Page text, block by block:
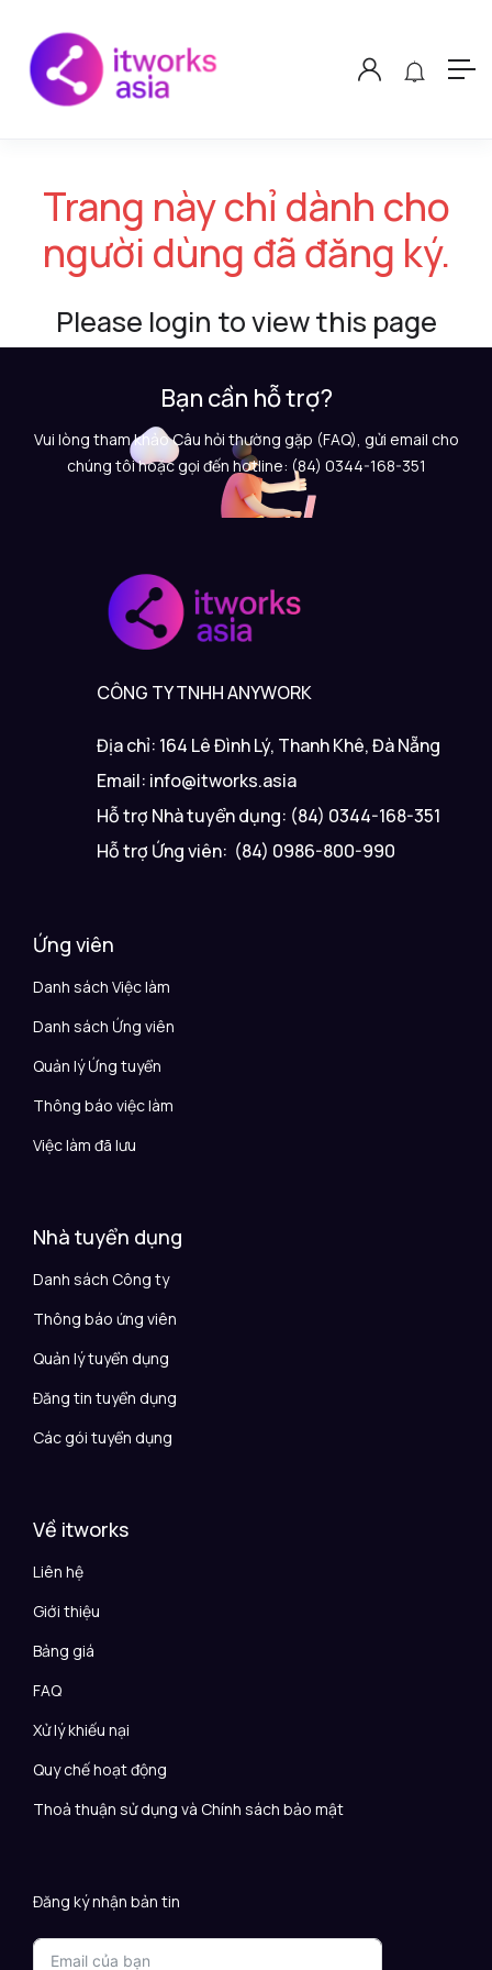
Trang này chỉ dành cho
người dùng đã đăng ký.
Please login to view this page
Bạn cần hỗ trợ?
Vui lòng tham khảo Câu hỏi thường gặp (FAQ), gửi email cho
chúng tôi hoặc gọi đến hotline: (84) 0344-168-351
CÔNG TY TNHH ANYWORK
Địa chỉ: 164 Lê Đình Lý, Thanh Khê, Đà Nẵng
Email: info@itworks.asia
Hỗ trợ Nhà tuyển dụng: (84) 0344-168-351
Hỗ trợ Ứng viên: (84) 0986-800-990
Ứng viên
Danh sách Việc làm
Danh sách Ứng viên
Quản lý Ứng tuyển
Thông báo việc làm
Việc làm đã lưu
Nhà tuyển dụng
Danh sách Công ty
Thông báo ứng viên
Quản lý tuyển dụng
Đăng tin tuyển dụng
Các gói tuyển dụng
Về itworks
Liên hệ
Giới thiệu
Bảng giá
FAQ
Xử lý khiếu nại
Quy chế hoạt động
Thoả thuận sử dụng và Chính sách bảo mật
Đăng ký nhận bản tin